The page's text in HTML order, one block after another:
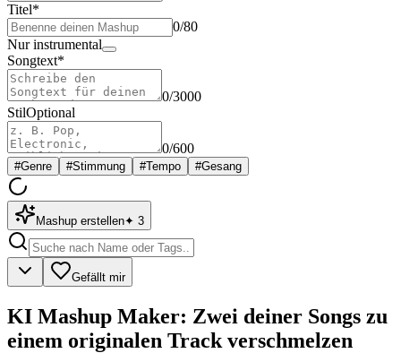
Titel*
0/80
Nur instrumental
Songtext*
0/3000
StilOptional
0/600
#Genre #Stimmung #Tempo #Gesang
Mashup erstellen✦ 3
Gefällt mir
KI Mashup Maker: Zwei deiner Songs zu
einem originalen Track verschmelzen